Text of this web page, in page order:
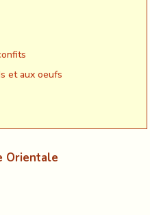
et aux oeufs
Orientale